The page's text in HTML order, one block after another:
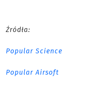
Źródła:
Popular Science
Popular Airsoft